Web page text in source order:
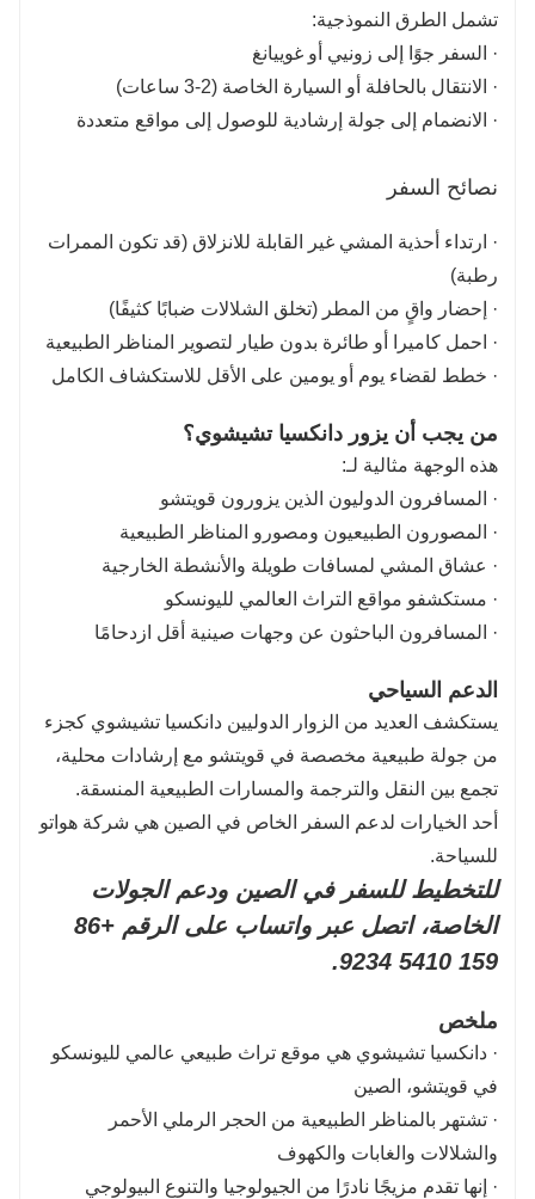
تشمل الطرق النموذجية:
· السفر جوًا إلى زونيي أو غوييانغ
· الانتقال بالحافلة أو السيارة الخاصة (2-3 ساعات)
· الانضمام إلى جولة إرشادية للوصول إلى مواقع متعددة
نصائح السفر
· ارتداء أحذية المشي غير القابلة للانزلاق (قد تكون الممرات
رطبة)
· إحضار واقٍ من المطر (تخلق الشلالات ضبابًا كثيفًا)
· احمل كاميرا أو طائرة بدون طيار لتصوير المناظر الطبيعية
· خطط لقضاء يوم أو يومين على الأقل للاستكشاف الكامل
من يجب أن يزور دانكسيا تشيشوي؟
هذه الوجهة مثالية لـ:
· المسافرون الدوليون الذين يزورون قويتشو
· المصورون الطبيعيون ومصورو المناظر الطبيعية
· عشاق المشي لمسافات طويلة والأنشطة الخارجية
· مستكشفو مواقع التراث العالمي لليونسكو
· المسافرون الباحثون عن وجهات صينية أقل ازدحامًا
الدعم السياحي
يستكشف العديد من الزوار الدوليين دانكسيا تشيشوي كجزء
من جولة طبيعية مخصصة في قويتشو مع إرشادات محلية،
تجمع بين النقل والترجمة والمسارات الطبيعية المنسقة.
أحد الخيارات لدعم السفر الخاص في الصين هي شركة هواتو
للسياحة.
للتخطيط للسفر في الصين ودعم الجولات
الخاصة، اتصل عبر واتساب على الرقم +86
159 5410 9234.
ملخص
· دانكسيا تشيشوي هي موقع تراث طبيعي عالمي لليونسكو
في قويتشو، الصين
· تشتهر بالمناظر الطبيعية من الحجر الرملي الأحمر
والشلالات والغابات والكهوف
· إنها تقدم مزيجًا نادرًا من الجيولوجيا والتنوع البيولوجي